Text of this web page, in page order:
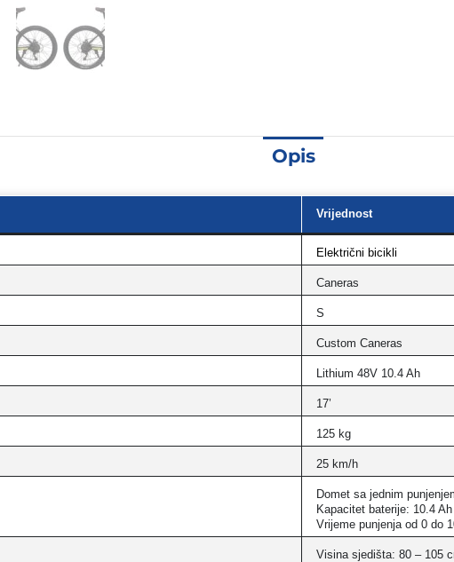
Opis
Vrijednost
Električni bicikli
Caneras
S
Custom Caneras
Lithium 48V 10.4 Ah
17’
125 kg
25 km/h
Domet sa jednim
Kapacitet baterije: 10.4 Ah
Vrijeme punjenja od 0 do
Visina sjedišta: 80 – 105